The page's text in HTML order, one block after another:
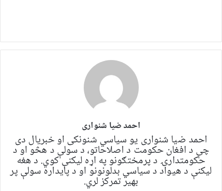
احمد ضیا شنواری
احمد ضیا شنواری یو سياسي شنونکی او خبریال دی
چې د افغان حکومت د اصلاحاتو، د سولې د هڅو او د
حکومتدارۍ د پرمختګونو په اړه لیکنې کوي. د هغه
لیکنې د هیواد د سیاسي بدلونونو او د پایداره سولې پر
بهیر تمرکز لري.